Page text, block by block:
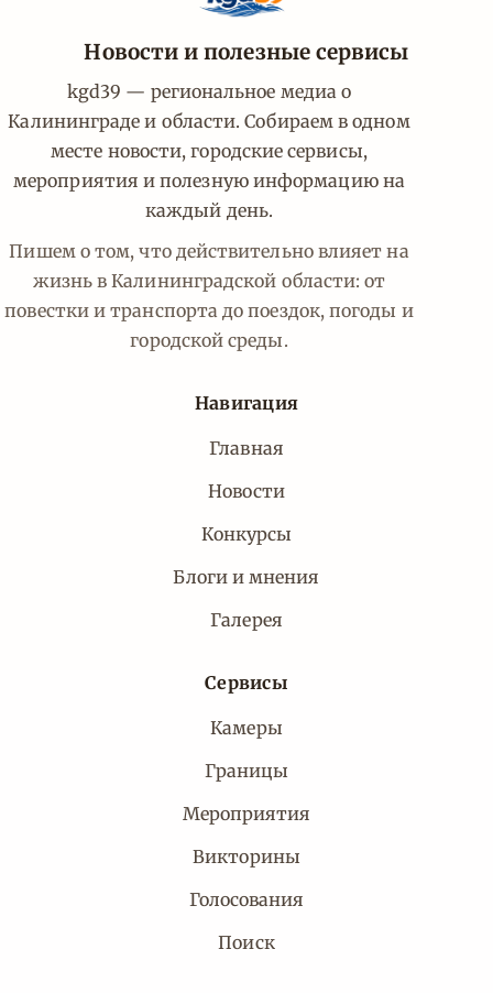
Новости и полезные сервисы
kgd39 — региональное медиа о
Калининграде и области. Собираем в одном
месте новости, городские сервисы,
мероприятия и полезную информацию на
каждый день.
Пишем о том, что действительно влияет на
жизнь в Калининградской области: от
повестки и транспорта до поездок, погоды и
городской среды.
Навигация
Главная
Новости
Конкурсы
Блоги и мнения
Галерея
Сервисы
Камеры
Границы
Мероприятия
Викторины
Голосования
Поиск